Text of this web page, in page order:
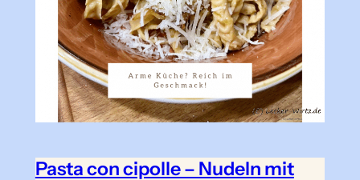
Pasta con cipolle – Nudeln mit